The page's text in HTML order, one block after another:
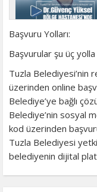
BAŞLADI
Başvuru Yolları:
Başvurular şu üç
Tuzla
üzerinden online
Belediye’ye bağlı
Belediye’nin sosyal
kod üzerinden
Tuzla Belediyesi
belediyenin dijital